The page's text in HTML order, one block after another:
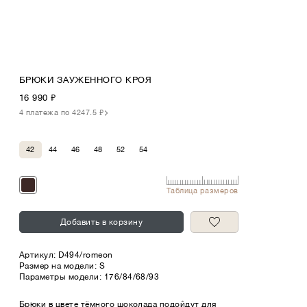
БРЮКИ ЗАУЖЕННОГО КРОЯ
16 990₽
4 платежа по 4247.5 ₽
42 44 46 48 52 54
Таблица размеров
Добавить в корзину
Артикул: D494/romeon
Размер на модели: S
Параметры модели: 176/84/68/93
Брюки в цвете тёмного шоколада подойдут для